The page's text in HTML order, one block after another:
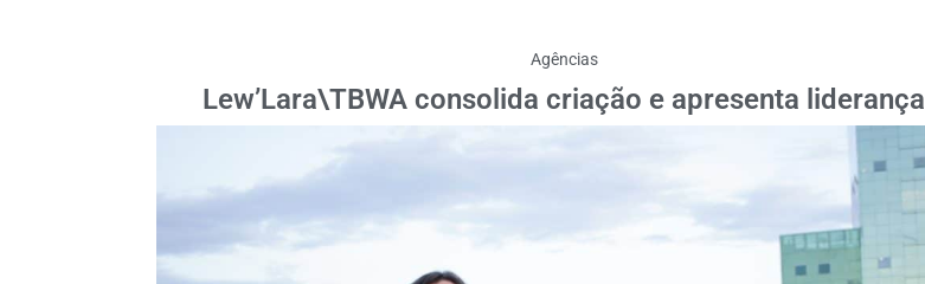
Agências
Lew’Lara\TBWA consolida criação e apresenta liderança